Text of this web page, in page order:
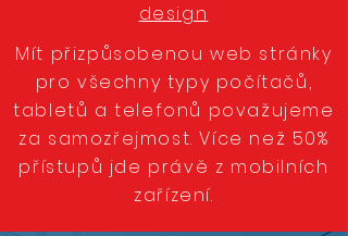
design
Mít přizpůsobenou web stránky
pro všechny typy počítačů,
tabletů a telefonů považujeme
za samozřejmost. Více než 50%
přístupů jde právě z mobilních
zařízení.